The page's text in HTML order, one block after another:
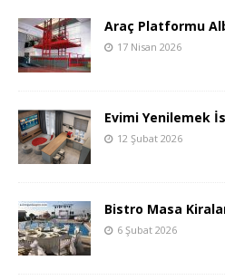
Araç Platformu
17 Nisan 2026
Evimi Yenilemek
12 Şubat 2026
Bistro Masa
6 Şubat 2026